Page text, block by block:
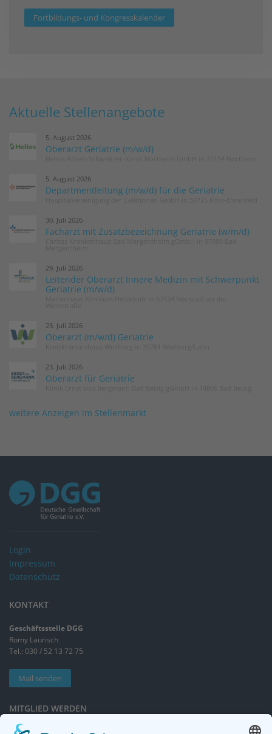
Fortbildungs- und Kongresskalender
Aktuelle Stellenangebote
5. August 2026
Oberarzt Geriatrie (m/w/d)
5. August 2026
Departmentleitung (m/w/d) für die Geriatrie
30. Juli 2026
Facharzt mit Zusatzbezeichnung Geriatrie (w/m/d)
29. Juli 2026
Leitender Oberarzt Innere Medizin mit Schwerpunkt
Geriatrie (m/w/d)
23. Juli 2026
Oberarzt (m/w/d) Geriatrie
23. Juli 2026
Oberarzt für Geriatrie
weitere Anzeigen im Stellenmarkt
Login
Impressum
Datenschutz
KONTAKT
Geschäftsstelle DGG
Romy Laurisch
Tel.: 030 / 52 13 72 75
Mail senden
MITGLIED WERDEN